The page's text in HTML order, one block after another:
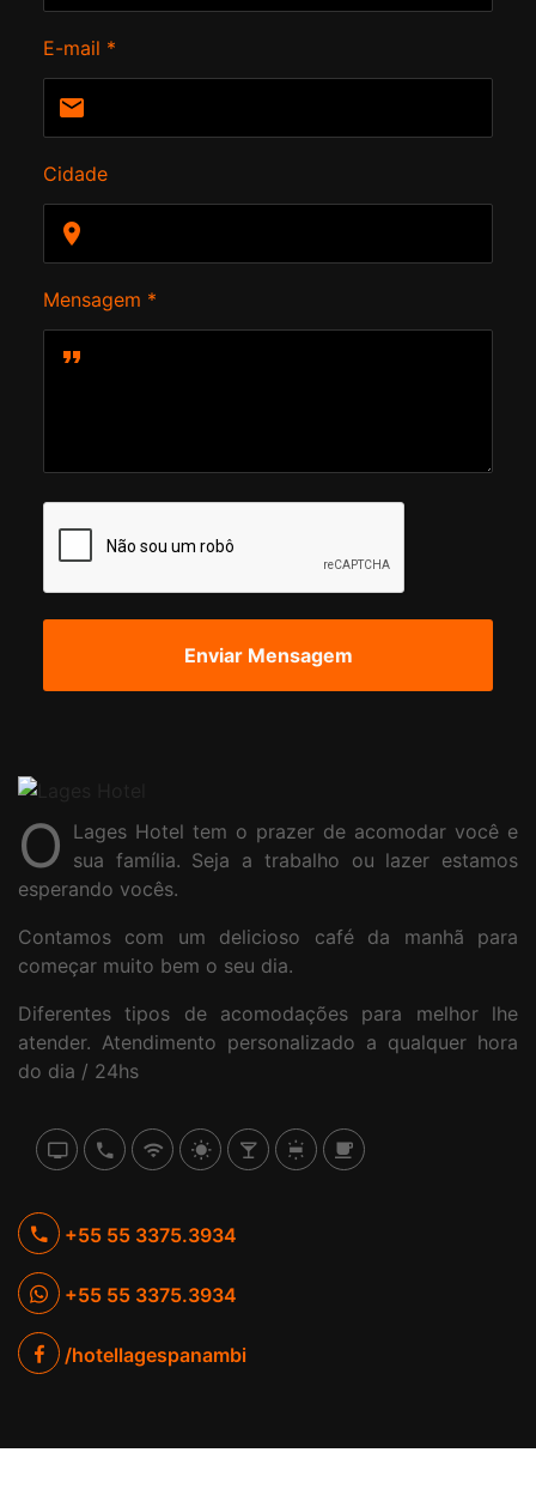
E-mail *
Cidade
Mensagem *
O Lages Hotel tem o prazer de acomodar você e
sua família. Seja a trabalho ou lazer estamos
esperando vocês.
Contamos com um delicioso café da manhã para
começar muito bem o seu dia.
Diferentes tipos de acomodações para melhor lhe
atender. Atendimento personalizado a qualquer hora
do dia / 24hs
+55 55 3375.3934
+55 55 3375.3934
/hotellagespanambi